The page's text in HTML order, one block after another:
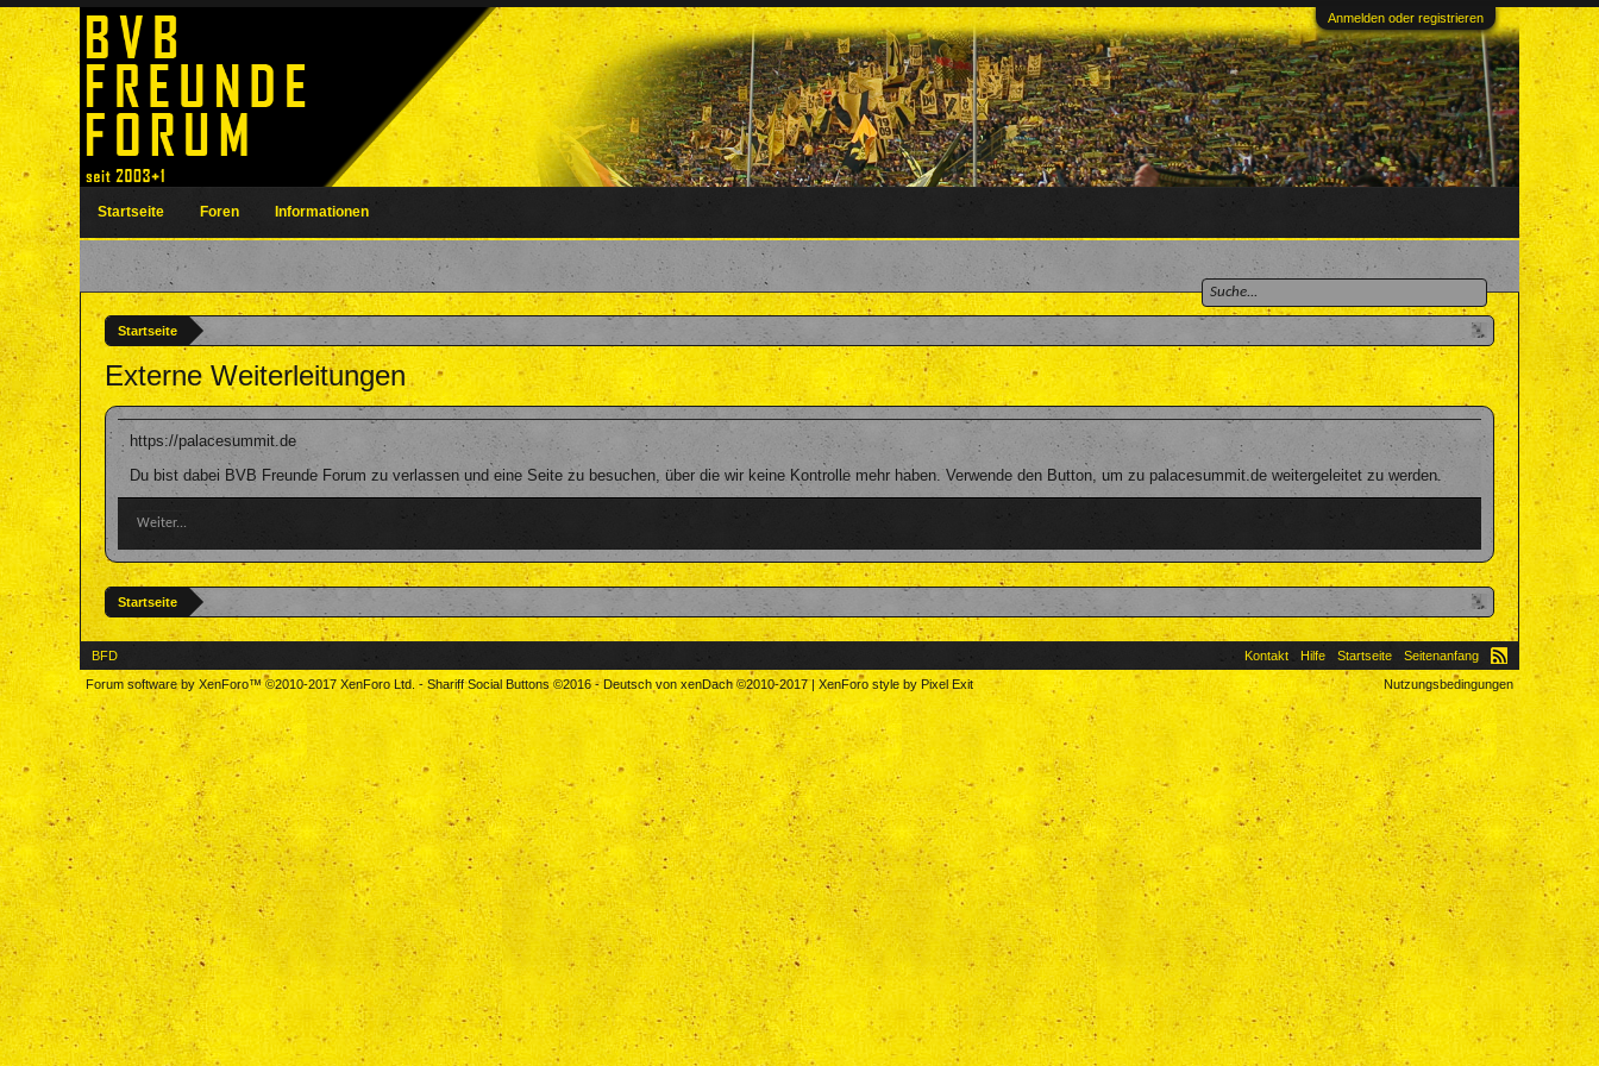
Anmelden oder registrieren
Startseite
Externe Weiterleitungen
https://palacesummit.de
Du bist dabei BVB Freunde Forum zu verlassen und eine Seite zu besuchen, über die wir keine Kontrolle mehr haben. Verwende den Button, um zu palacesummit.de weitergeleitet zu werden.
Weiter...
Startseite
Startseite Foren Informationen
BFD Kontakt Hilfe Startseite
Seitenanfang
Nutzungsbedingungen
Forum software by XenForo™©2010-2017 XenForo Ltd. -Shariff Social Buttons©2016-Deutsch von xenDach©2010-2017 | XenForo style by Pixel Exit